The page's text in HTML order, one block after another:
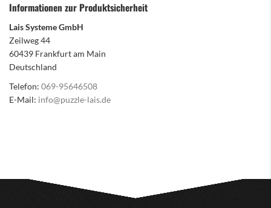
Informationen zur Produktsicherheit
Lais Systeme GmbH
Zeilweg 44
60439 Frankfurt am Main
Deutschland
Telefon: 069-95646508
E-Mail: info@puzzle-lais.de